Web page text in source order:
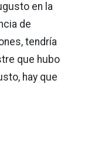
en la
de
tendría
que hubo
hay que